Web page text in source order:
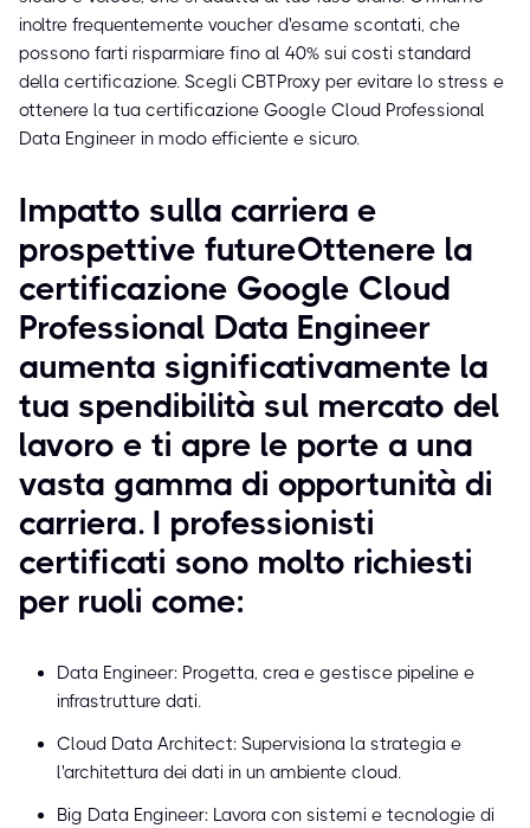
inoltre frequentemente voucher d'esame scontati, che
possono farti risparmiare fino al 40% sui costi standard
della certificazione. Scegli CBTProxy per evitare lo stress e
ottenere la tua certificazione Google Cloud Professional
Data Engineer in modo efficiente e sicuro.
Impatto sulla carriera e
prospettive futureOttenere la
certificazione Google Cloud
Professional Data Engineer
aumenta significativamente la
tua spendibilità sul mercato del
lavoro e ti apre le porte a una
vasta gamma di opportunità di
carriera. I professionisti
certificati sono molto richiesti
per ruoli come:
Data Engineer: Progetta, crea e gestisce pipeline e
infrastrutture dati.
Cloud Data Architect: Supervisiona la strategia e
l'architettura dei dati in un ambiente cloud.
Big Data Engineer: Lavora con sistemi e tecnologie di